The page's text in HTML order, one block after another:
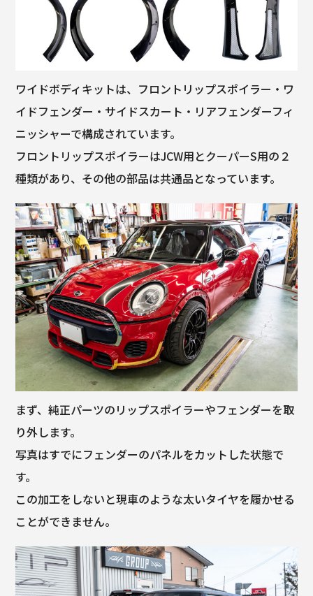
ワイドボディキットは、フロントリップスポイラー・ワ
イドフェンダー・サイドスカート・リアフェンダーフィ
ニッシャーで構成されています。
フロントリップスポイラーはJCW用とクーパーS用の２
種類があり、その他の部品は共通品となっています。
まず、純正パーツのリップスポイラーやフェンダーを取
り外します。
写真はすでにフェンダーのパネルをカットした状態で
す。
この加工をしないと現車のような太いタイヤを履かせる
ことができません。